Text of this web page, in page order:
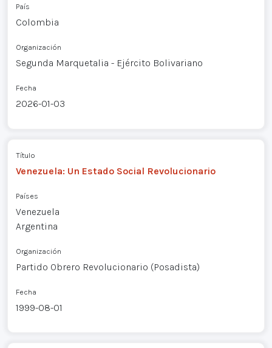
País
Colombia
Organización
Segunda Marquetalia - Ejército Bolivariano
Fecha
2026-01-03
Título
Venezuela: Un Estado Social Revolucionario
Países
Venezuela
Argentina
Organización
Partido Obrero Revolucionario (Posadista)
Fecha
1999-08-01